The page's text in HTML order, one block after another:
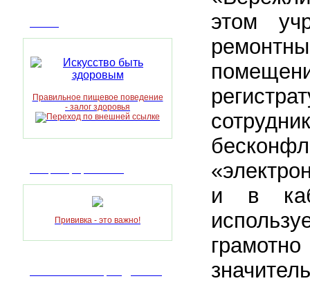
Правильное пищевое поведение
- залог здоровья
Прививка - это важно!
этом
и в